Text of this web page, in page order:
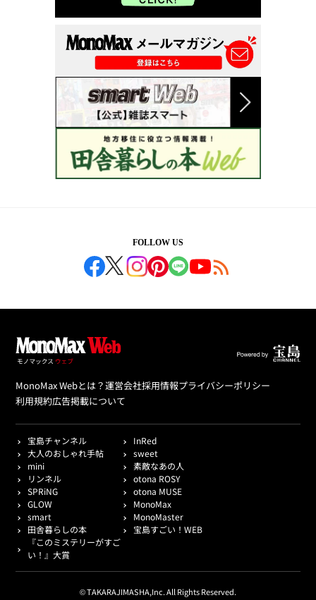
FOLLOW US
MonoMax Webとは？運営会社採用情報プライバシーポリシー
利用規約広告掲載について
宝島チャンネル
InRed
大人のおしゃれ手帖
sweet
mini
素敵なあの人
リンネル
otona ROSY
SPRiNG
otona MUSE
GLOW
MonoMax
smart
MonoMaster
田舎暮らしの本
宝島すごい！WEB
『このミステリーがすご
い！』大賞
© TAKARAJIMASHA,Inc. All Rights Reserved.